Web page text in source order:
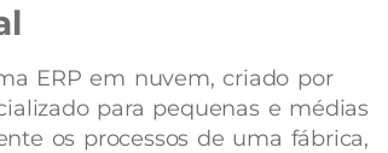
ERP em nuvem, criado por
para pequenas e médias
os processos de uma fábrica,